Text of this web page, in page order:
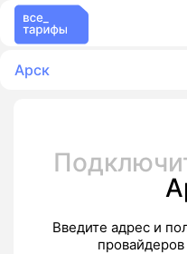
Арск
Введите адрес и